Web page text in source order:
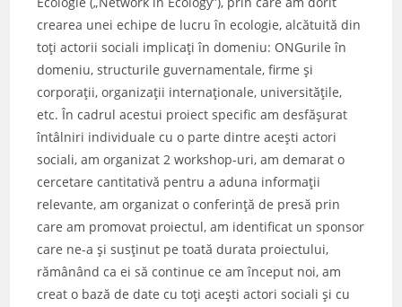
crearea unei echipe de lucru în ecologie, alcătuită din
toţi actorii sociali implicaţi în domeniu: ONGurile în
domeniu, structurile guvernamentale, firme şi
corporaţii, organizaţii internaţionale, universităţile,
etc. În cadrul acestui proiect specific am desfăşurat
întâlniri individuale cu o parte dintre aceşti actori
sociali, am organizat 2 workshop-uri, am demarat o
cercetare cantitativă pentru a aduna informaţii
relevante, am organizat o conferinţă de presă prin
care am promovat proiectul, am identificat un sponsor
care ne-a şi susţinut pe toată durata proiectului,
rămânând ca ei să continue ce am început noi, am
creat o bază de date cu toţi aceşti actori sociali şi cu